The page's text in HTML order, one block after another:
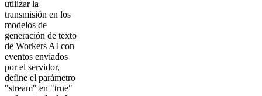
utilizar la
transmisión en los
modelos de
generación de texto
de Workers AI con
eventos enviados
por el servidor,
define el parámetro
"stream" en "true"